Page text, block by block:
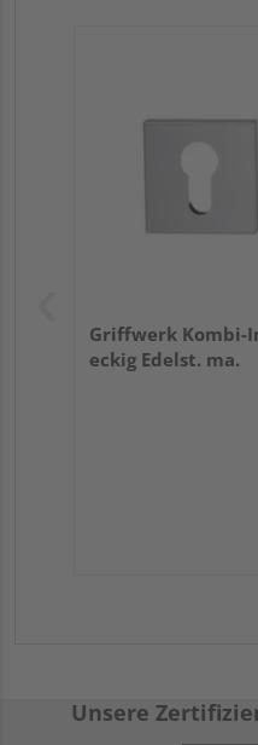
Griffwerk Kombi-
eckig Edelst. ma.
Unsere